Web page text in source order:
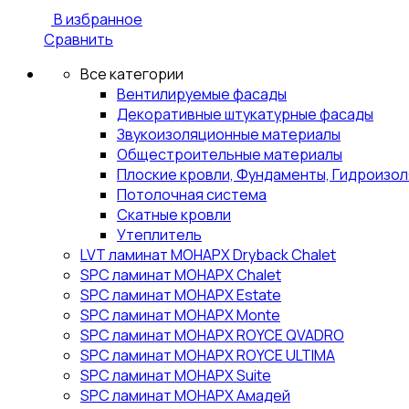
В избранное
Сравнить
Все категории
Вентилируемые фасады
Декоративные штукатурные фасады
Звукоизоляционные материалы
Общестроительные материалы
Плоские кровли, Фундаменты,
Потолочная система
Скатные кровли
Утеплитель
LVT ламинат МОНАРХ Dryback Chalet
SPC ламинат МОНАРХ Chalet
SPC ламинат МОНАРХ Estate
SPC ламинат МОНАРХ Monte
SPC ламинат МОНАРХ ROYCE QVADRO
SPC ламинат МОНАРХ ROYCE ULTIMA
SPC ламинат МОНАРХ Suite
SPC ламинат МОНАРХ Амадей